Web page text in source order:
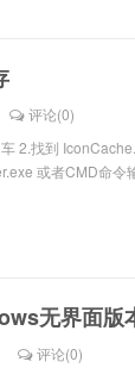
评论(0)
2.找到
或者CMD命令输
无界面版
评论(0)